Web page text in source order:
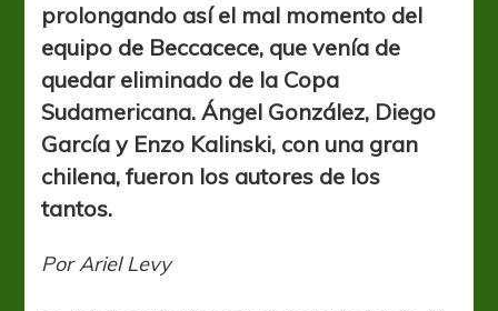
cachetazo
a
prolongando así el mal momento del
equipo de Beccacece, que venía de
quedar eliminado de la Copa
Sudamericana. Ángel González, Diego
García y Enzo Kalinski, con una gran
chilena, fueron los autores de los
tantos.
Por Ariel Levy